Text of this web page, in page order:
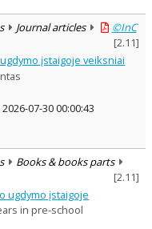
Journal articles
©InC
[2.11]
įstaigoje veiksniai
2026-07-30 00:00:43
Books & books parts
[2.11]
ugdymo įstaigoje
in pre-school